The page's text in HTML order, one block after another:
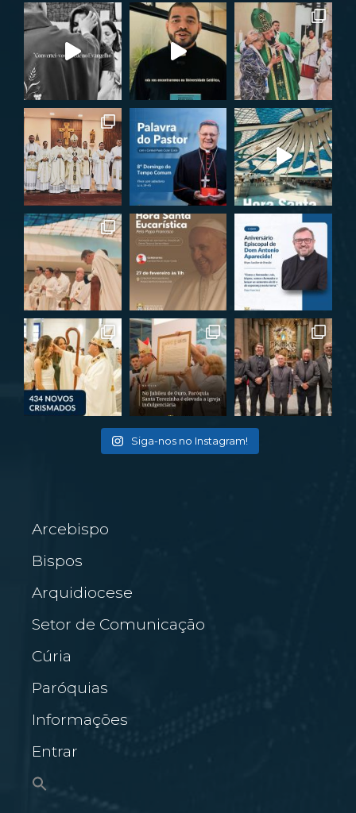
Siga-nos no Instagram!
Arcebispo
Bispos
Arquidiocese
Setor de Comunicação
Cúria
Paróquias
Informações
Entrar